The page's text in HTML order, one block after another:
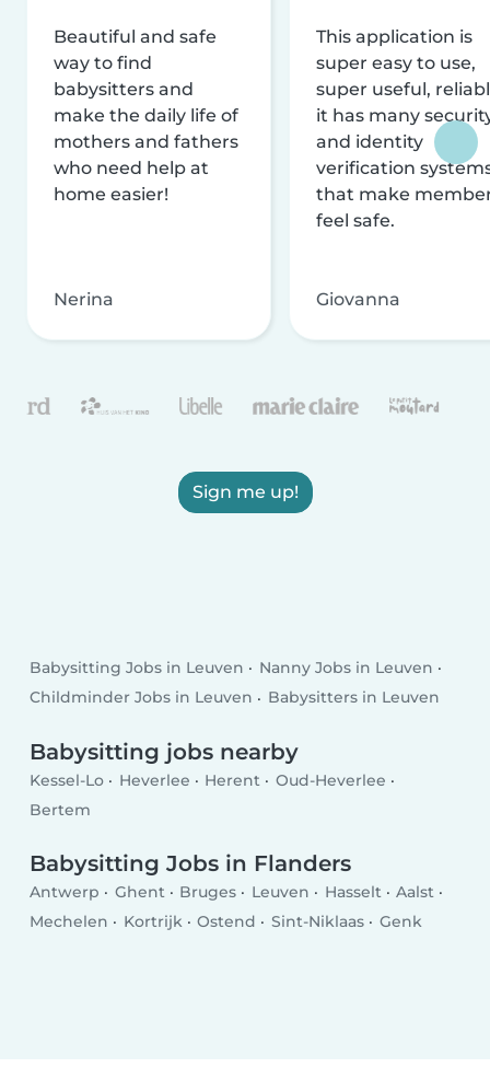
Beautiful and safe
way to find
babysitters and
make the daily life of
mothers and fathers
who need help at
home easier!
Nerina
This application is
super easy to use,
super useful,
it has many
and identity
verification
that make
feel safe.
Giovanna
Sign me up!
Babysitting Jobs in Leuven
Nanny Jobs in Leuven
Childminder Jobs in Leuven
Babysitters in Leuven
Babysitting jobs nearby
Kessel-Lo Heverlee Herent
Oud-Heverlee
Bertem
Babysitting Jobs in Flanders
Antwerp Ghent Bruges Leuven Hasselt
Aalst
Mechelen
Kortrijk Ostend Sint-Niklaas Genk